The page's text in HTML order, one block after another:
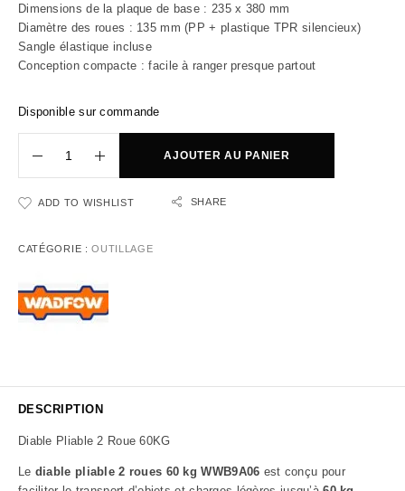
Dimensions de la plaque de base : 235 x 380 mm
Diamètre des roues : 135 mm (PP + plastique TPR silencieux)
Sangle élastique incluse
Conception compacte : facile à ranger presque partout
Disponible sur commande
AJOUTER AU PANIER
ADD TO WISHLIST SHARE
CATÉGORIE :OUTILLAGE
DESCRIPTION
Diable Pliable 2 Roue 60KG
Le diable pliable 2 roues 60 kg WWB9A06 est conçu pour